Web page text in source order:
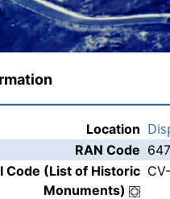
Location
RAN Code
Code (List of Historic
Monuments)